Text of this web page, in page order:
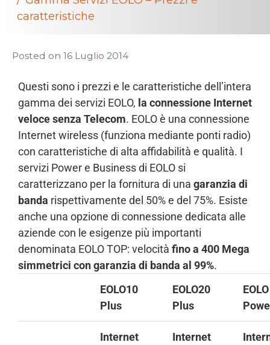
caratteristiche
Posted on 16 Luglio 2014
Questi sono i prezzi e le caratteristiche dell’intera
gamma dei servizi EOLO, la connessione Internet
veloce senza Telecom. EOLO è una connessione
Internet wireless (funziona mediante ponti radio)
con caratteristiche di alta affidabilità e qualità. I
servizi Power e Business di EOLO si
caratterizzano per la fornitura di una garanzia di
banda rispettivamente del 50% e del 75%. Esiste
anche una opzione di connessione dedicata alle
aziende con le esigenze più importanti
denominata EOLO TOP: velocità fino a 400 Mega
simmetrici con garanzia di banda al 99%.
EOLO10
Plus
EOLO20
Plus
EOLO
Internet
Internet